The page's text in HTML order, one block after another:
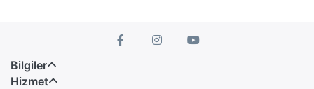
Bilgiler
Hizmet